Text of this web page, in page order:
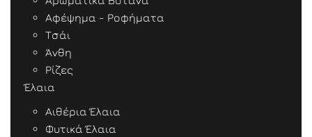
Αφέψημα - Ροφήματα
Τσάι
Άνθη
Ρίζες
Έλαια
Αιθέρια Έλαια
Φυτικά Έλαια